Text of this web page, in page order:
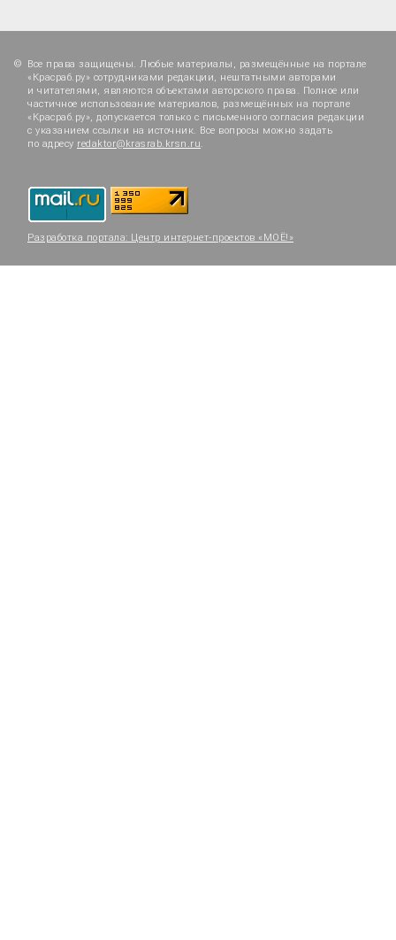
Все права защищены. Любые материалы, размещённые на портале
«Красраб.ру» сотрудниками редакции, нештатными авторами
и читателями, являются объектами авторского права. Полное или
частичное использование материалов, размещённых на портале
«Красраб.ру», допускается только с письменного согласия редакции
с указанием ссылки на источник. Все вопросы можно задать
по адресу redaktor@krasrab.krsn.ru.
Разработка портала: Центр интернет-проектов «МОЁ!»